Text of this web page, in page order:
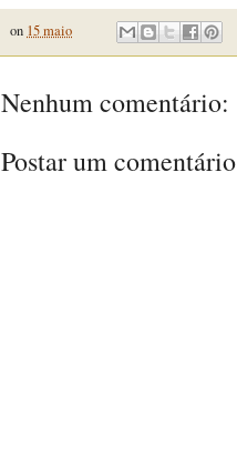
on 15 maio
Nenhum comentário:
Postar um comentário